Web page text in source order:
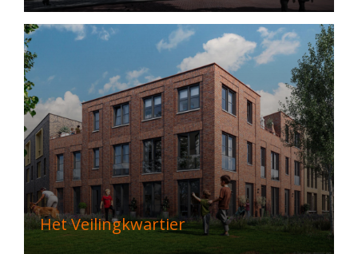
Het Veilingkwartier